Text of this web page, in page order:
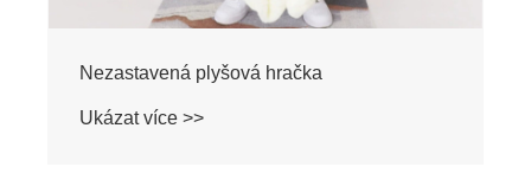
Nezastavená plyšová hračka
Ukázat více >>